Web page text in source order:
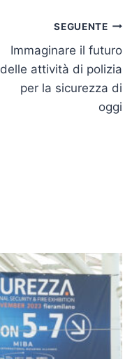
SEGUENTE
Immaginare il futuro
delle attività di polizia
per la sicurezza di
oggi